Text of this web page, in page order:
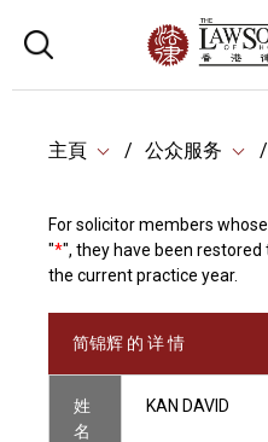
主頁 公众服务
For solicitor members
"*", they have been
the current practice year.
简锦辉 的 详 情
姓
名
KAN DAVID